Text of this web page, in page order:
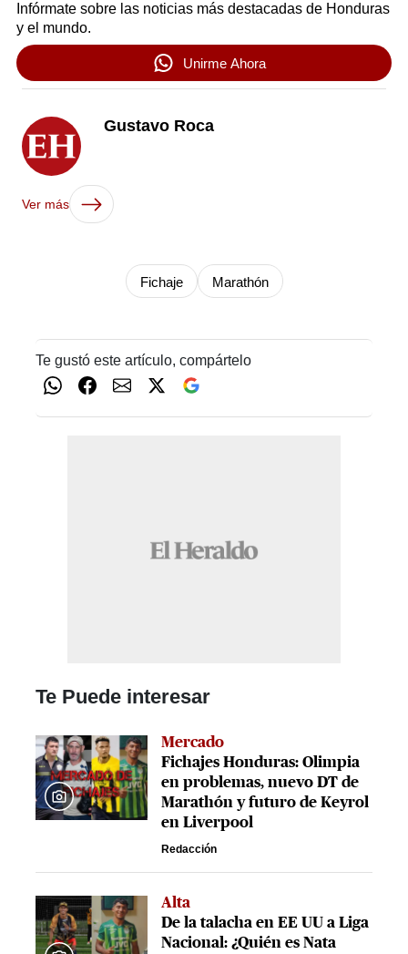
Infórmate sobre las noticias más destacadas de Honduras
y el mundo.
Unirme Ahora
Gustavo Roca
Ver más
Fichaje Marathón
Te gustó este artículo, compártelo
Te Puede interesar
Mercado
Fichajes Honduras: Olimpia
en problemas, nuevo DT de
Marathón y futuro de Keyrol
en Liverpool
Redacción
Alta
De la talacha en EE UU a Liga
Nacional: ¿Quién es Nata